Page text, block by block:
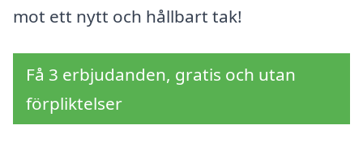
mot ett nytt och hållbart tak!
Få 3 erbjudanden, gratis och utan
förpliktelser